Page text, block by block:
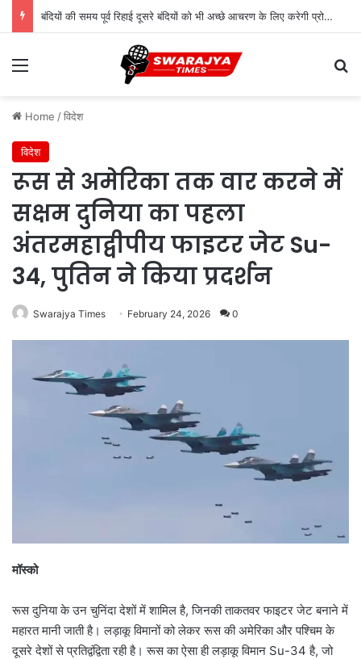
बंदियों की समय पूर्व रिहाई दूसरे बंदियों को भी अच्छे आचरण के लिए करेगी प्रोत्साहित : मुख्यमंत्री डॉ. यादव
Menu
Home /विदेश
विदेश
रूस से अमेरिका तक वार करने में
सक्षम दुनिया का पहला
अंतरमहाद्वीपीय फाइटर जेट Su-
34, पुतिन ने किया प्रदर्शन
Swarajya Times February 24, 2026 0
मॉस्को
रूस दुनिया के उन चुनिंदा देशों में शामिल है, जिनकी ताकतवर फाइटर जेट बनाने में
महारत मानी जाती है। लड़ाकू विमानों को लेकर रूस की अमेरिका और पश्चिम के
दूसरे देशों से प्रतिद्वंद्विता रही है। रूस का ऐसा ही लड़ाकू विमान Su-34 है, जो